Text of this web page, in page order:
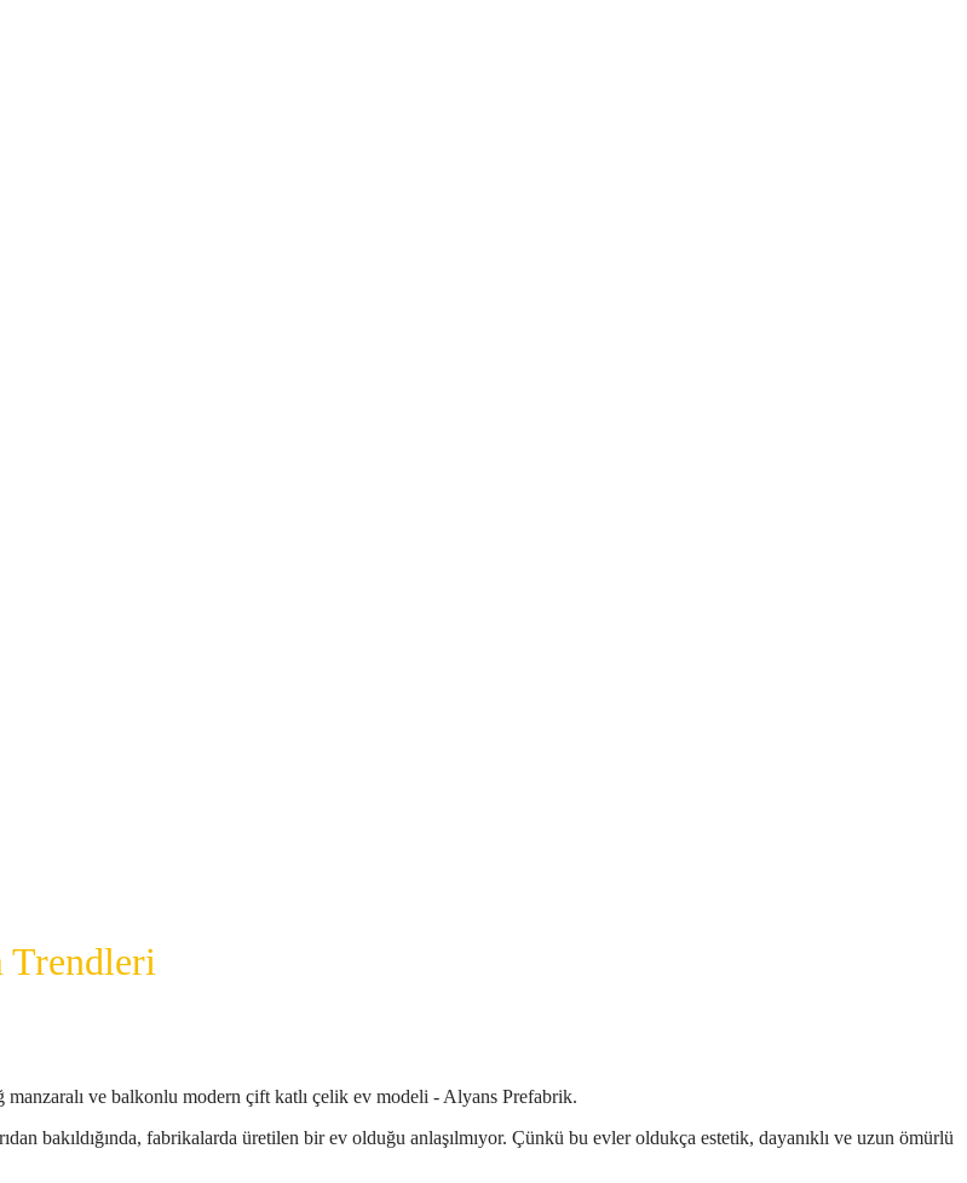
Trendleri
bakıldığında, fabrikalarda üretilen bir ev olduğu anlaşılmıyor. Çünkü bu evler oldukça estetik, dayanıklı ve uzun ömürlü